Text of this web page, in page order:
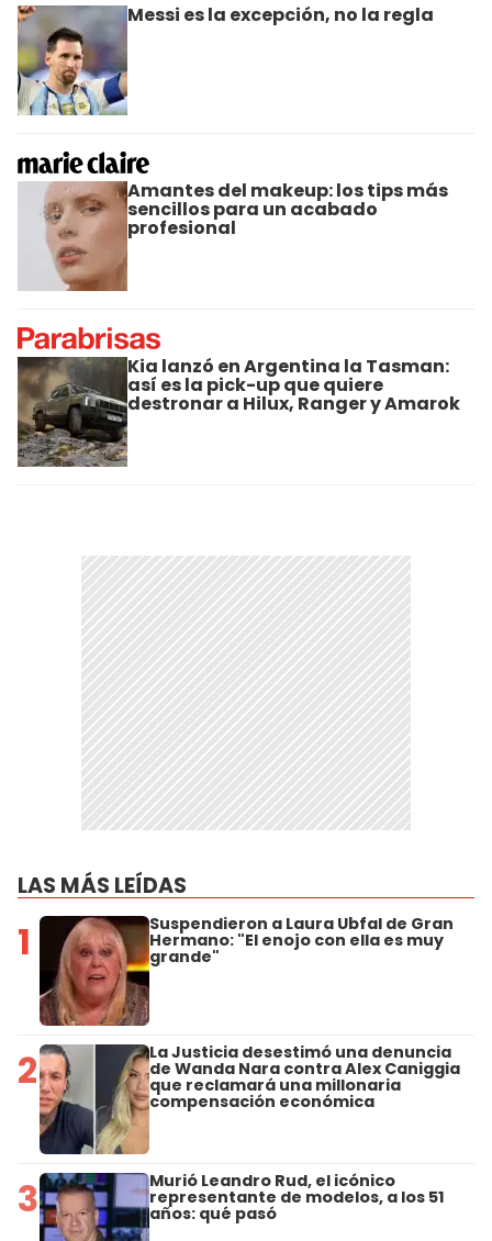
Messi es la excepción, no la regla
Amantes del makeup: los tips más
sencillos para un acabado
profesional
Kia lanzó en Argentina la Tasman:
así es la pick-up que quiere
destronar a Hilux, Ranger y Amarok
LAS MÁS LEÍDAS
1 Suspendieron a Laura Ubfal de Gran
Hermano: "El enojo con ella es muy
grande"
2 La Justicia desestimó una denuncia
de Wanda Nara contra Alex Caniggia
que reclamará una millonaria
compensación económica
3 Murió Leandro Rud, el icónico
representante de modelos, a los 51
años: qué pasó